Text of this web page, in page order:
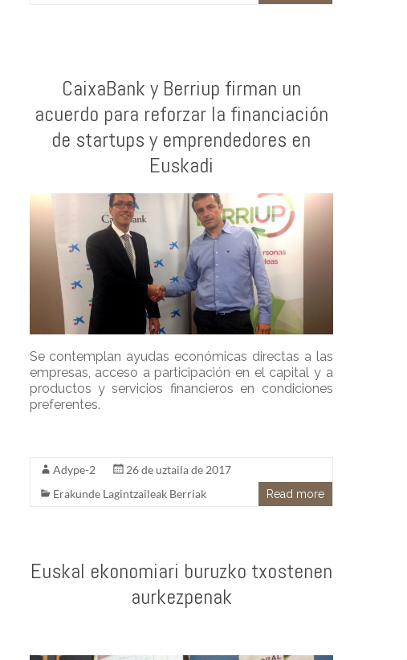
CaixaBank y Berriup firman un
acuerdo para reforzar la financiación
de startups y emprendedores en
Euskadi
Se contemplan ayudas económicas directas a las
empresas, acceso a participación en el capital y a
productos y servicios financieros en condiciones
preferentes.
Adype-2
26 de uztaila de 2017
Erakunde Lagintzaileak Berriak
Read more
Euskal ekonomiari buruzko txostenen
aurkezpenak